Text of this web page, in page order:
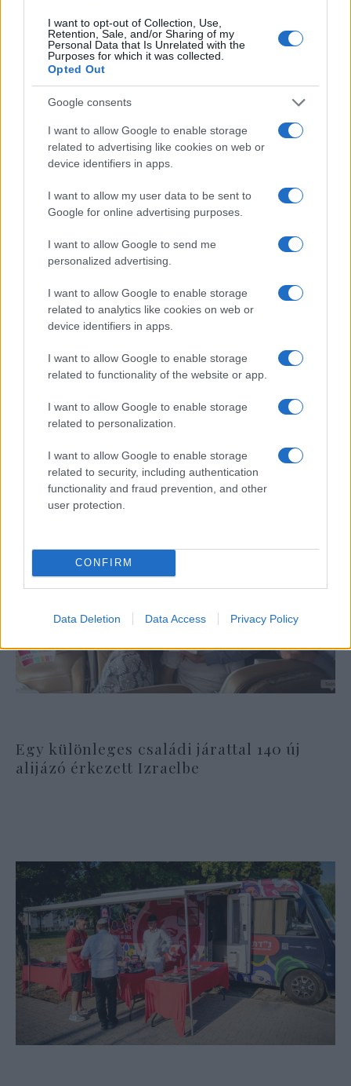
I want to opt-out of Collection, Use,
Retention, Sale, and/or Sharing of my
Personal Data that Is Unrelated with the
Purposes for which it was collected.
Opted Out
Google consents
I want to allow Google to enable storage
related to advertising like cookies on web or
device identifiers in apps.
I want to allow my user data to be sent to
Google for online advertising purposes.
I want to allow Google to send me
personalized advertising.
I want to allow Google to enable storage
related to analytics like cookies on web or
device identifiers in apps.
I want to allow Google to enable storage
related to functionality of the website or app.
I want to allow Google to enable storage
related to personalization.
I want to allow Google to enable storage
related to security, including authentication
functionality and fraud prevention, and other
user protection.
CONFIRM
Data Deletion Data Access Privacy Policy
Egymásnak estek az antiszemiták:
Nick Fuentes hadat üzent Tucker
Carlsonnak
7+1 meglepő dolog, amit nem tudott
Cserháti Tamaráról
Egy különleges családi járattal 140 új
alijázó érkezett Izraelbe